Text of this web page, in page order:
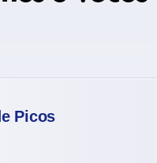
Picos